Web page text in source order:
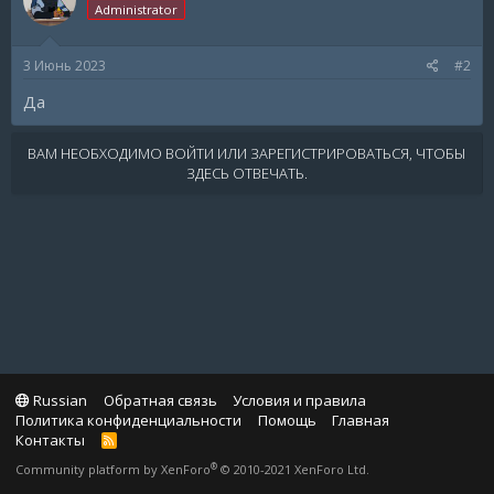
Administrator
3 Июнь 2023 #2
Да
ВАМ НЕОБХОДИМО ВОЙТИ ИЛИ ЗАРЕГИСТРИРОВАТЬСЯ, ЧТОБЫ
ЗДЕСЬ ОТВЕЧАТЬ.
Russian Обратная связь
Условия и правила
Политика конфиденциальности
Помощь
Главная
Контакты
R
S
Community platform by XenForo® © 2010-2021 XenForo Ltd.